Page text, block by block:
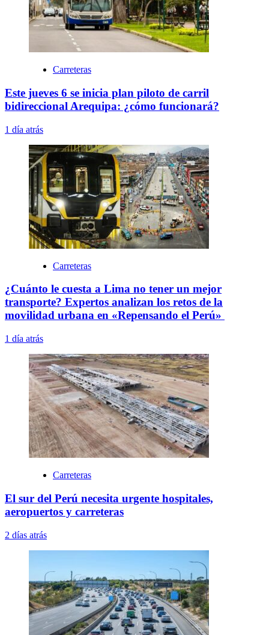
Carreteras
Este jueves 6 se inicia plan piloto de carril
bidireccional Arequipa: ¿cómo funcionará?
1 día atrás
Carreteras
¿Cuánto le cuesta a Lima no tener un mejor
transporte? Expertos analizan los retos de la
movilidad urbana en «Repensando el Perú»
1 día atrás
Carreteras
El sur del Perú necesita urgente hospitales,
aeropuertos y carreteras
2 días atrás